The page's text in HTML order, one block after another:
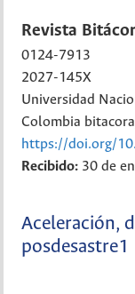
Revista
0124-7913
2027-145X
Universidad
Colombia
https://doi.org/
Recibido: 30 de
Aceleración,
posdesastre1